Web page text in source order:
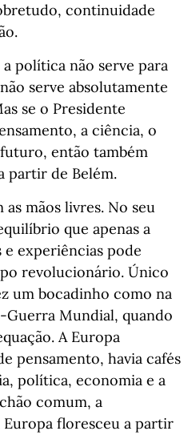
continuidade
política não serve para
serve absolutamente
se o Presidente
a ciência, o
então também
partir de Belém.
mãos livres. No seu
que apenas a
experiências pode
revolucionário. Único
um bocadinho como na
Guerra Mundial, quando
A Europa
pensamento, havia cafés
política, economia e a
comum, a
Europa floresceu a partir